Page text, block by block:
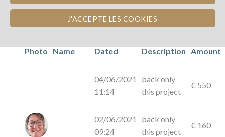
J'ACCEPTE LES COOKIES
Photo Name Dated Description Amount
04/06/2021
11:14
back only
this project
€ 550
02/06/2021
09:24
back only
this project
€ 160